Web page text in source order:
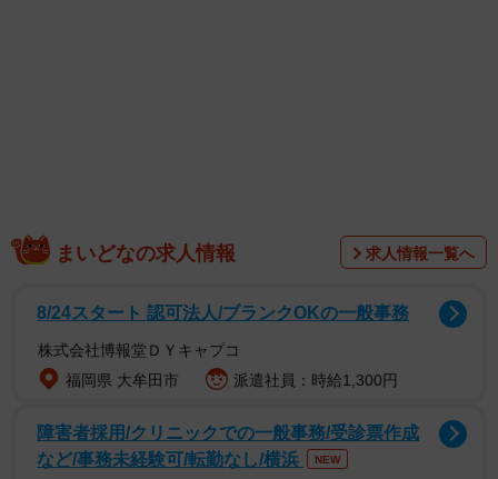
きっかけは、認知症の母親を持つ女性のXへの投稿だった。
グが止まらず、父ついにテレビの電源プラグを抜く」。
女性によると、母親は父親とともに実家暮らし。認知症に
話すという。「テレビショッピングの注文は、父が見張っ
ていないとほぼ毎日です。ひどいときは月30万ぐらい…。
まいどなの求人情報 求人情報一覧へ
8/24スタート 認可法人/ブランクOKの一般事務
株式会社博報堂ＤＹキャプコ
福岡県 大牟田市
派遣社員：時給1,300円
障害者採用/クリニックでの一般事務/受診票作成
など/事務未経験可/転勤なし/横浜
NEW